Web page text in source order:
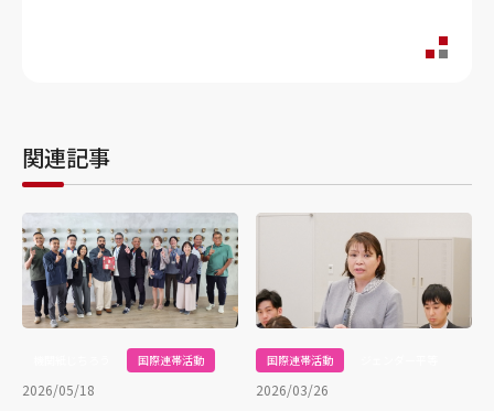
関連記事
国際連帯活動
2026/05/18
国際連帯活動
2026/03/26